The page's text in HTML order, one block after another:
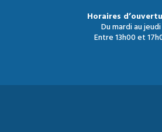
Horaires
Du mardi au jeudi
Entre 13h00 et